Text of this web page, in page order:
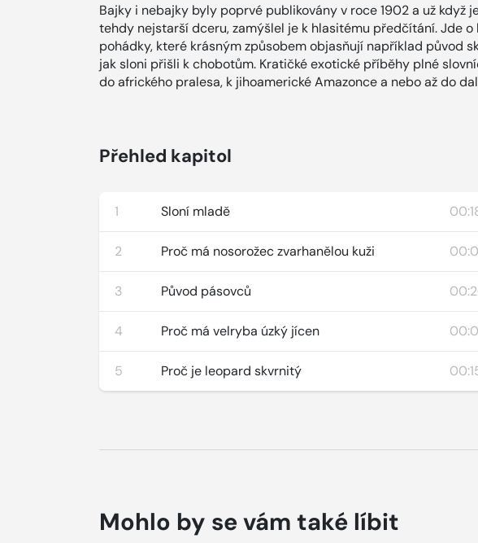
Bajky i nebajky byly poprvé publikovány v roce 1902 a už když
tehdy nejstarší dceru, zamýšlel je k hlasitému předčítání. Jde o
pohádky, které krásným způsobem objasňují například původ
jak sloni přišli k chobotům. Kratičké exotické příběhy plné
do afrického pralesa, k jihoamerické Amazonce a nebo až do
Přehled kapitol
1 Sloní mladě
2 Proč má nosorožec zvarhanělou kuži
3 Původ pásovců
4 Proč má velryba úzký jícen
5 Proč je leopard skvrnitý
Mohlo by se vám také líbit